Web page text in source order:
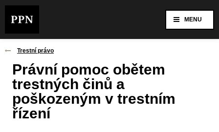
MENU
Trestní právo
Právní pomoc obětem
trestných činů a
poškozeným v trestním
řízení